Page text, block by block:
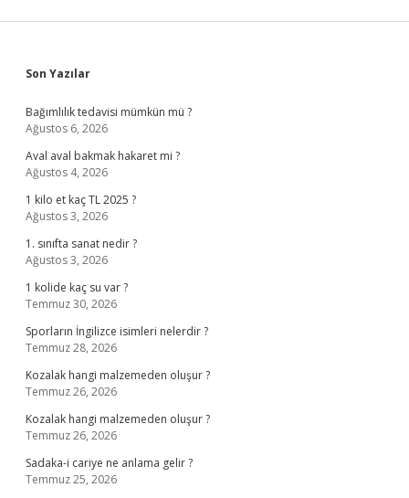
Sidebar
Son Yazılar
Bağımlılık tedavisi mümkün mü ?
Ağustos 6, 2026
Aval aval bakmak hakaret mi ?
Ağustos 4, 2026
1 kilo et kaç TL 2025 ?
Ağustos 3, 2026
1. sınıfta sanat nedir ?
Ağustos 3, 2026
1 kolide kaç su var ?
Temmuz 30, 2026
Sporların İngilizce isimleri nelerdir ?
Temmuz 28, 2026
Kozalak hangi malzemeden oluşur ?
Temmuz 26, 2026
Kozalak hangi malzemeden oluşur ?
Temmuz 26, 2026
Sadaka-i cariye ne anlama gelir ?
Temmuz 25, 2026